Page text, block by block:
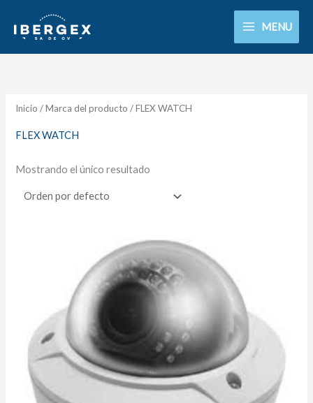
MENU
Inicio / Marca del producto / FLEX WATCH
FLEX WATCH
Mostrando el único resultado